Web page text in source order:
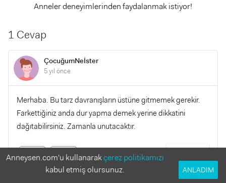
Anneler deneyimlerinden faydalanmak istiyor!
1 Cevap
ÇocuğumNeİster
5 yıl önce
Merhaba. Bu tarz davranışların üstüne gitmemek gerekir.
Farkettiğiniz anda dur yapma demek yerine dikkatini
dağıtabilirsiniz. Zamanla unutacaktır.
0 0
Anneysen.com'u kullanarakçerez politikamızı
kabul etmiş olursunuz.
ANLADIM